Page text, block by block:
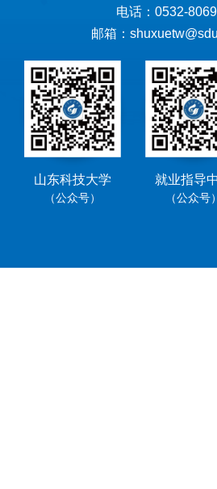
电话：0532-
邮箱：
山东科技大学
（公众号）
就业指导
（公众号）